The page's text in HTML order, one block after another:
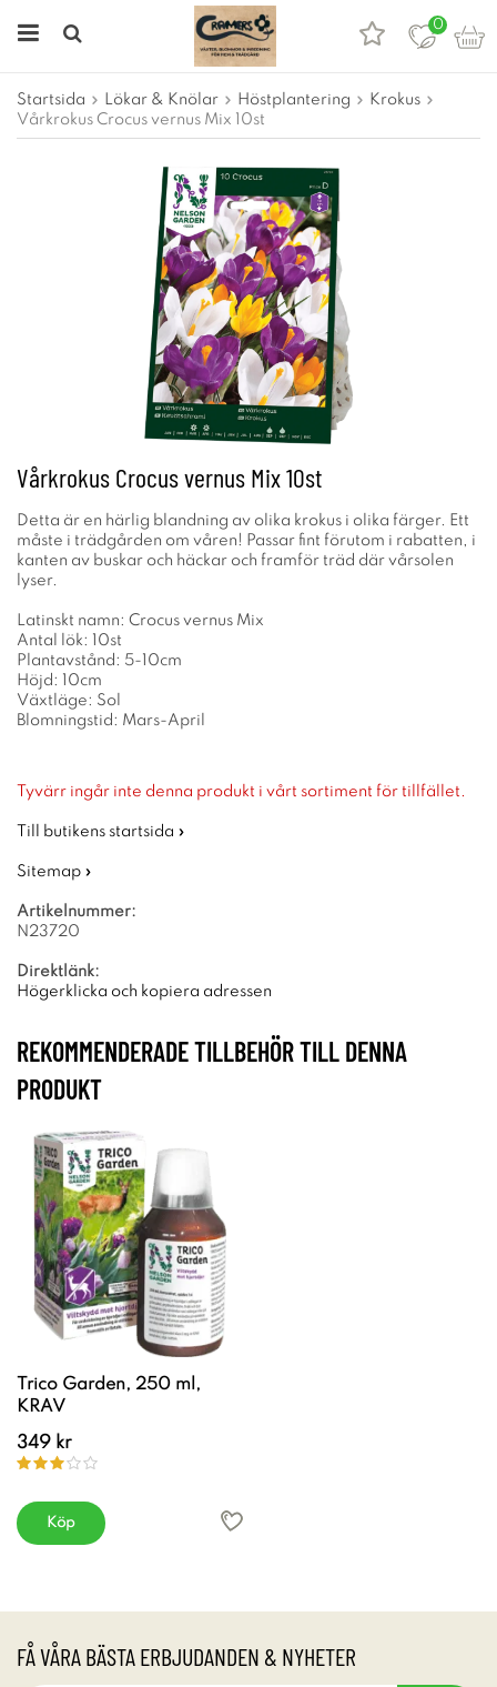
0
Startsida Lökar & Knölar Höstplantering
Krokus
Vårkrokus Crocus vernus Mix 10st
Vårkrokus Crocus vernus Mix 10st
Detta är en härlig blandning av olika krokus i olika färger. Ett
måste i trädgården om våren! Passar fint förutom i rabatten, i
kanten av buskar och häckar och framför träd där vårsolen
lyser.
Latinskt namn: Crocus vernus Mix
Antal lök: 10st
Plantavstånd: 5-10cm
Höjd: 10cm
Växtläge: Sol
Blomningstid: Mars-April
Tyvärr ingår inte denna produkt i vårt sortiment för tillfället.
Till butikens startsida »
Sitemap »
Artikelnummer:
N23720
Direktlänk:
Högerklicka och kopiera adressen
REKOMMENDERADE TILLBEHÖR TILL DENNA
PRODUKT
Trico Garden, 250 ml,
KRAV
349 kr
Köp
FÅ VÅRA BÄSTA ERBJUDANDEN & NYHETER